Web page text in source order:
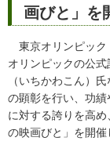
画びと」を
東京オリンピック
オリンピックの公
（いちかわこん）
の顕彰を行い、功
に対する誇りを高
の映画びと」を開催